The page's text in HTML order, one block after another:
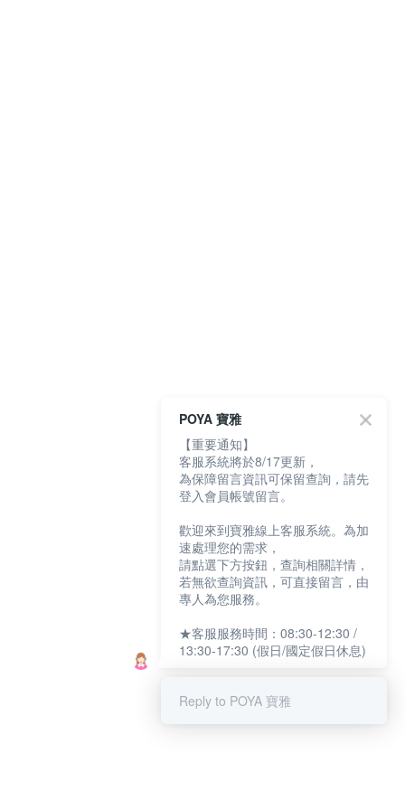
POYA 寶雅
【重要通知】
客服系統將於8/17更新，
為保障留言資訊可保留查詢，請先
登入會員帳號留言。
歡迎來到寶雅線上客服系統。為加
速處理您的需求，
請點選下方按鈕，查詢相關詳情，
若無欲查詢資訊，可直接留言，由
專人為您服務。
★客服服務時間：08:30-12:30 /
13:30-17:30 (假日/國定假日休息)
Reply to POYA 寶雅